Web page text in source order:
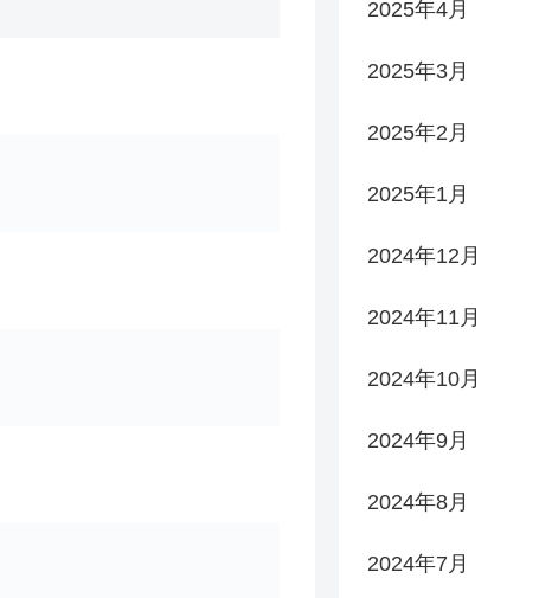
2025年4月
2025年3月
2025年2月
2025年1月
2024年12月
2024年11月
2024年10月
2024年9月
2024年8月
2024年7月